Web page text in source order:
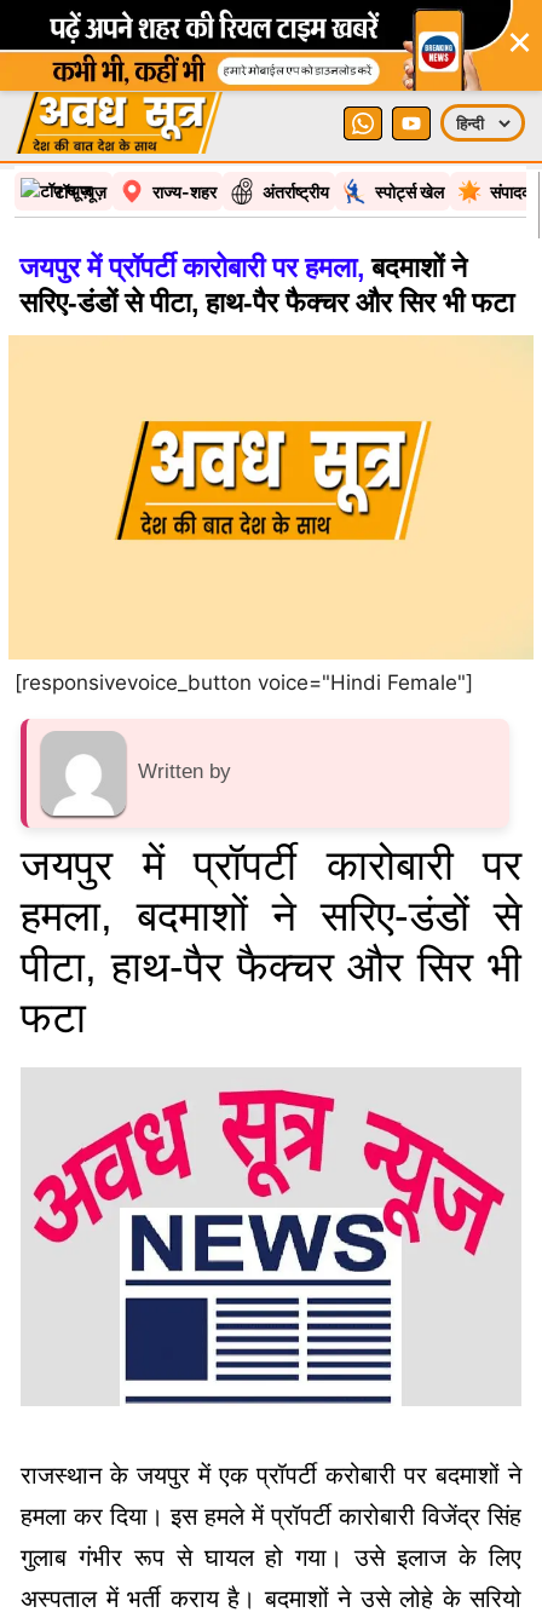
×
टॉप न्यूज़ राज्य-शहर अंतर्राष्ट्रीय स्पोर्ट्स खेल
जयपुर में प्रॉपर्टी कारोबारी पर हमला, बदमाशों ने
सरिए-डंडों से पीटा, हाथ-पैर फैक्चर और सिर भी फटा
[responsivevoice_button voice="Hindi Female"]
Written by
जयपुर में प्रॉपर्टी कारोबारी पर
हमला, बदमाशों ने सरिए-डंडों से
पीटा, हाथ-पैर फैक्चर और सिर भी
फटा
राजस्थान के जयपुर में एक प्रॉपर्टी करोबारी पर बदमाशों ने
हमला कर दिया। इस हमले में प्रॉपर्टी कारोबारी विजेंद्र सिंह
गुलाब गंभीर रूप से घायल हो गया। उसे इलाज के लिए
अस्पताल में भर्ती कराय है। बदमाशों ने उसे लोहे के सरियो